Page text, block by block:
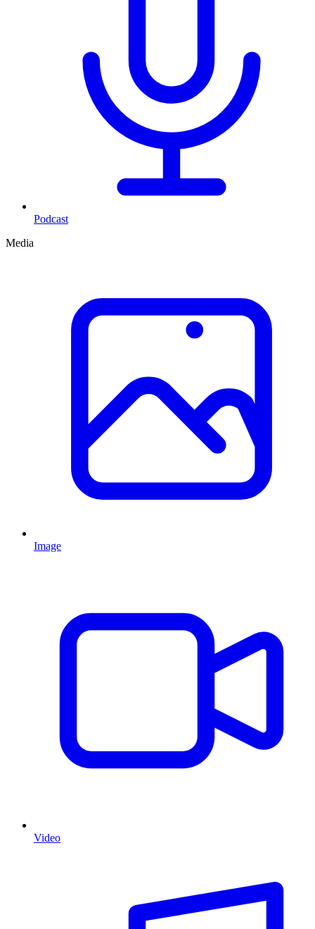
Podcast
Media
Image
Video